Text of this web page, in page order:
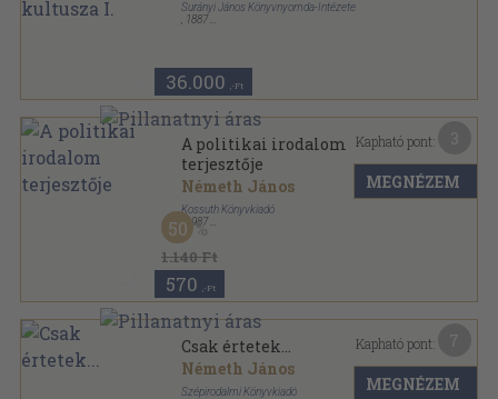
Surányi János Könyvnyomda-Intézete
1887
36.000 ,-Ft
A politikai irodalom
terjesztője
Németh János
Kossuth Könyvkiadó
, 1987
Tűzött kötés
1.140 Ft
50
570 ,-Ft
Kapható pont:
MEGNÉZEM
Csak értetek...
Németh János
Szépirodalmi Könyvkiadó
Kapható pont:
MEGNÉZEM